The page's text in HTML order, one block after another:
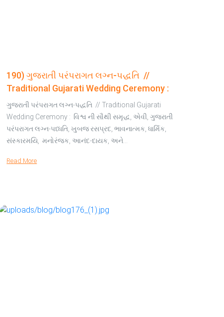
190) ગુજરાતી પરંપરાગત લગ્ન-પદ્ધતિ //
Traditional Gujarati Wedding Ceremony :
ગુજરાતી પરંપરાગત લગ્ન-પદ્ધતિ // Traditional Gujarati
Wedding Ceremony : વિશ્વ ની સૌથી સમૃદ્ધ, એવી, ગુજરાતી
પરંપરાગત લગ્ન-પધ્ધતિ, ખુબજ રસપ્રદ, ભાવનાત્મક, ધાર્મિક,
સંસ્કારમયિ, મનોરંજક, આનંદ-દાયક, અને…
Read More